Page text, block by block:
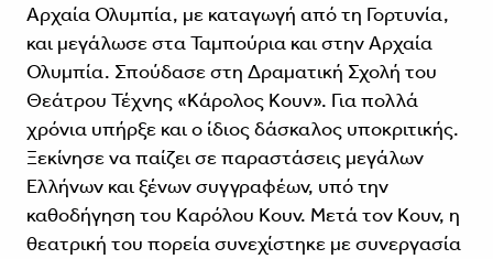
Αρχαία Ολυμπία, με καταγωγή από τη Γορτυνία,
και μεγάλωσε στα Ταμπούρια και στην Αρχαία
Ολυμπία. Σπούδασε στη Δραματική Σχολή του
Θεάτρου Τέχνης «Κάρολος Κουν». Για πολλά
χρόνια υπήρξε και ο ίδιος δάσκαλος υποκριτικής.
Ξεκίνησε να παίζει σε παραστάσεις μεγάλων
Ελλήνων και ξένων συγγραφέων, υπό την
καθοδήγηση του Καρόλου Κουν. Μετά τον Κουν, η
θεατρική του πορεία συνεχίστηκε με συνεργασία